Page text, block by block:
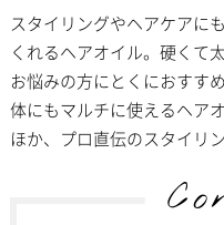
スタイリングやヘアケアに
くれるヘアオイル。硬くて
お悩みの方にとくにおすす
体にもマルチに使えるヘア
ほか、プロ直伝のスタイリ